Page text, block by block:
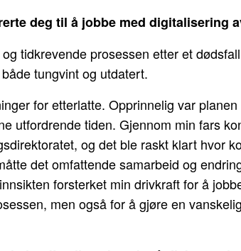
deg til å jobbe med digitalisering
tidkrevende prosessen etter et
tungvint og utdatert.
for etterlatte. Opprinnelig var
utfordrende tiden. Gjennom min fars
og det ble raskt klart hvor
det omfattende samarbeid og
forsterket min drivkraft for å
men også for å gjøre en